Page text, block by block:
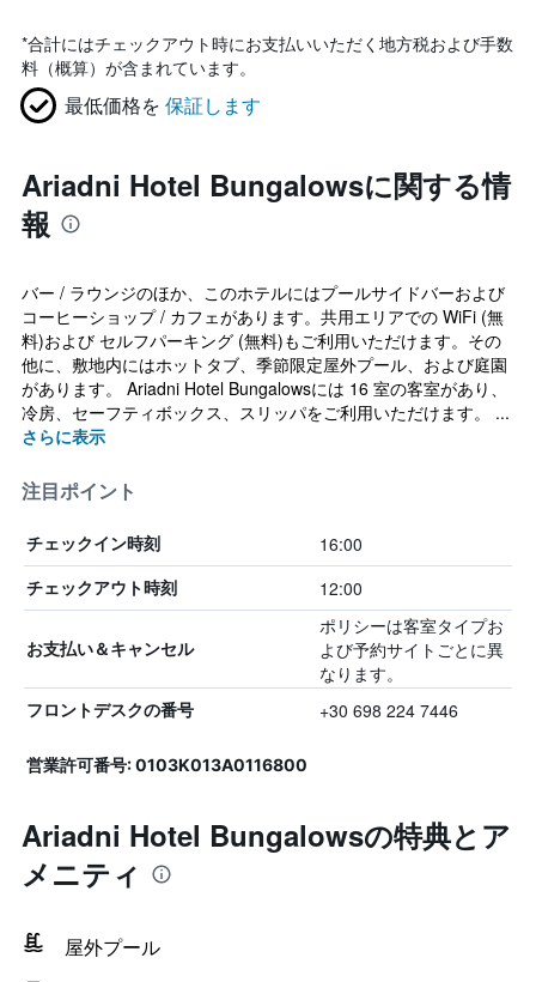
*合計にはチェックアウト時にお支払いいただく地方税および手数
料（概算）が含まれています。
最低価格を 保証します
Ariadni Hotel Bungalowsに関する情
報
バー / ラウンジのほか、このホテルにはプールサイドバーおよび
コーヒーショップ / カフェがあります。共用エリアでの WiFi (無
料)および セルフパーキング (無料)もご利用いただけます。その
他に、敷地内にはホットタブ、季節限定屋外プール、および庭園
があります。 Ariadni Hotel Bungalowsには 16 室の客室があり、
冷房、セーフティボックス、スリッパをご利用いただけます。 ...
さらに表示
注目ポイント
チェックイン時刻 16:00
チェックアウト時刻 12:00
お支払い＆キャンセル
ポリシーは客室タイプお
よび予約サイトごとに異
なります。
フロントデスクの番号 +30 698 224 7446
営業許可番号: 0103K013A0116800
Ariadni Hotel Bungalowsの特典とア
メニティ
屋外プール